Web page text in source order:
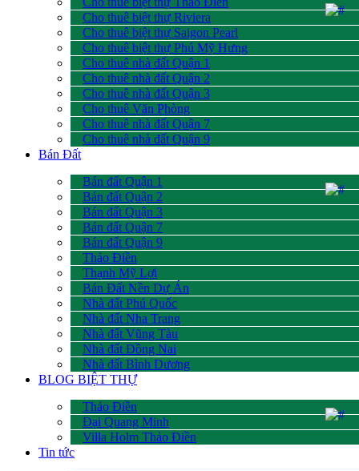
Cho thuê biệt thự Riviera
Cho thuê biệt thự Saigon Pearl
Cho thuê biệt thự Phú Mỹ Hưng
Cho thuê nhà đất Quận 1
Cho thuê nhà đất Quận 2
Cho thuê nhà đất Quận 3
Cho thuê Văn Phòng
Cho thuê nhà đất Quận 7
Cho thuê nhà đất Quận 9
Bán Đất
Bán đất Quận 1
Bán đất Quận 2
Bán đất Quận 3
Bán đất Quận 7
Bán đất Quận 9
Thảo Điền
Thạnh Mỹ Lợi
Bán Đất Nền Dự Án
Nhà đất Phú Quốc
Nhà đất Nha Trang
Nhà đất Vũng Tàu
Nhà đất Đồng Nai
Nhà đất Bình Dương
BLOG BIỆT THỰ
Thảo Điền
Đại Quang Minh
Villa Holm Thảo Điền
Tin tức